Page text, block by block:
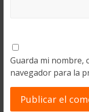
Guarda mi nombre,
navegador para la